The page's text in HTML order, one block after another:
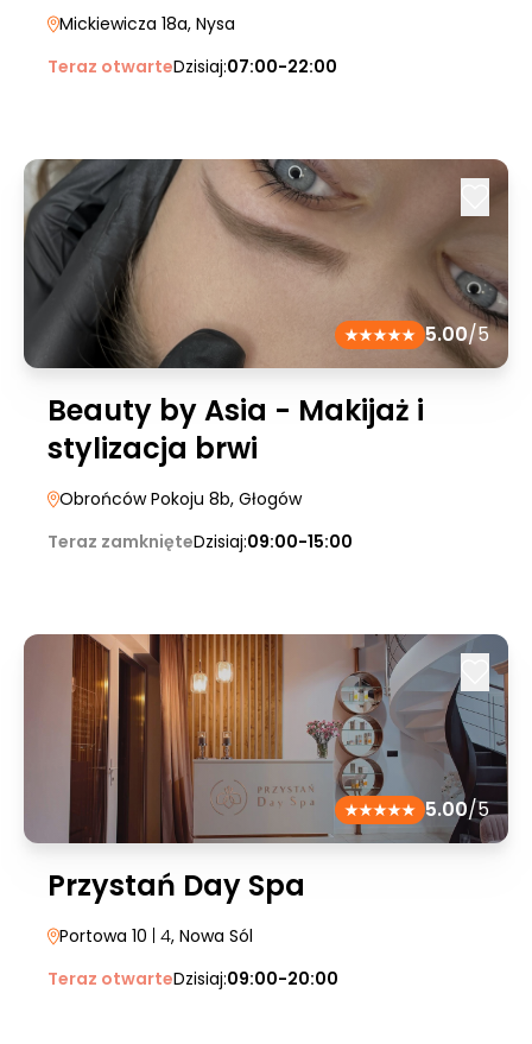
Mickiewicza 18a, Nysa
Teraz otwarteDzisiaj:07:00-22:00
5.00/5
Beauty by Asia - Makijaż i
stylizacja brwi
Obrońców Pokoju 8b, Głogów
Teraz zamknięteDzisiaj:09:00-15:00
5.00/5
Przystań Day Spa
Portowa 10 | 4, Nowa Sól
Teraz otwarteDzisiaj:09:00-20:00